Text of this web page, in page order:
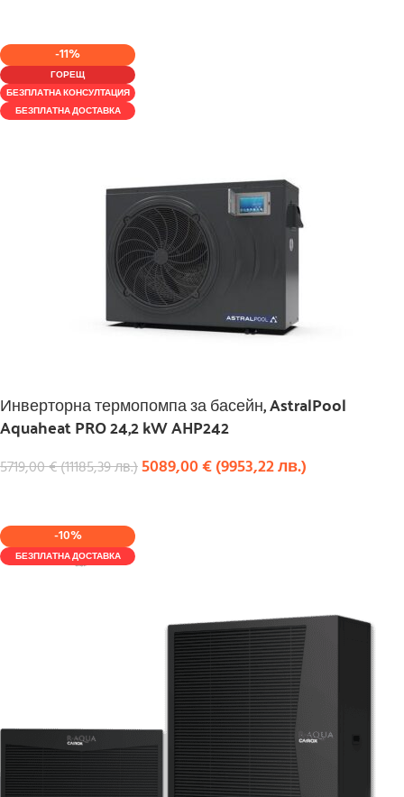
-11%
ГОРЕЩ
БЕЗПЛАТНА КОНСУЛТАЦИЯ
БЕЗПЛАТНА ДОСТАВКА
Инверторна термопомпа за басейн, AstralPool
Aquaheat PRO 24,2 kW AHP242
5719,00€(11185,39лв.)5089,00€(9953,22лв.)
-10%
БЕЗПЛАТНА ДОСТАВКА